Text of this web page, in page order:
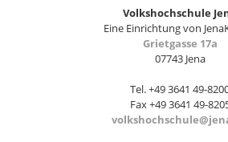
Volkshochschule
Eine Einrichtung von
Grietgasse 17a
07743 Jena
Tel. +49 3641 49-
Fax +49 3641 49-